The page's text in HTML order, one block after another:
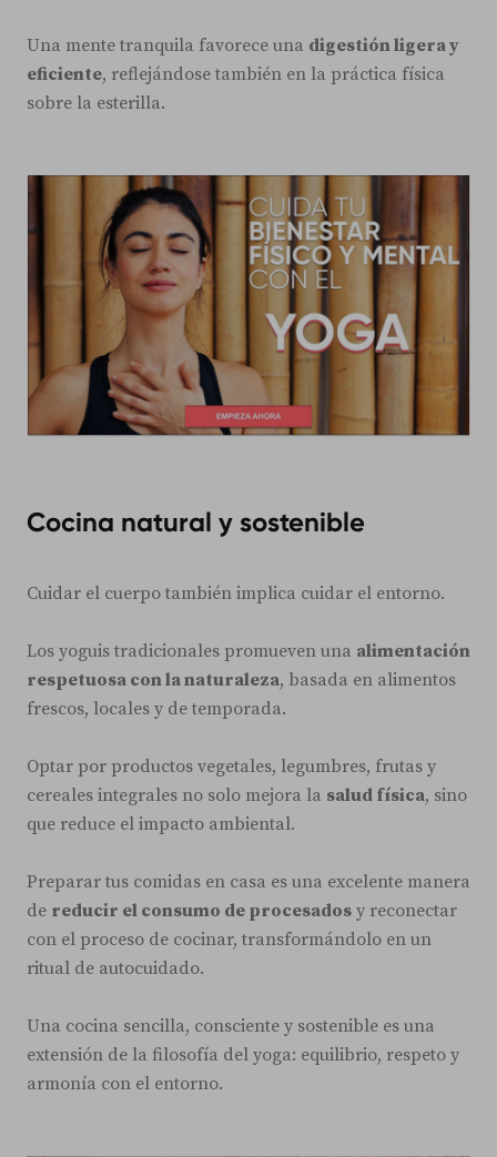
Una mente tranquila favorece una digestión ligera y
eficiente, reflejándose también en la práctica física
sobre la esterilla.
Cocina natural y sostenible
Cuidar el cuerpo también implica cuidar el entorno.
Los yoguis tradicionales promueven una alimentación
respetuosa con la naturaleza, basada en alimentos
frescos, locales y de temporada.
Optar por productos vegetales, legumbres, frutas y
cereales integrales no solo mejora la salud física, sino
que reduce el impacto ambiental.
Preparar tus comidas en casa es una excelente manera
de reducir el consumo de procesados y reconectar
con el proceso de cocinar, transformándolo en un
ritual de autocuidado.
Una cocina sencilla, consciente y sostenible es una
extensión de la filosofía del yoga: equilibrio, respeto y
armonía con el entorno.